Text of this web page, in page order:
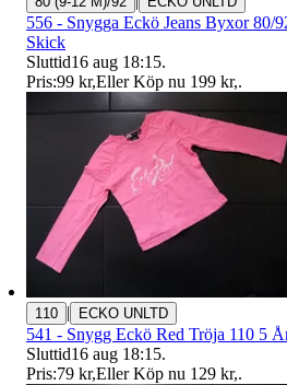
556 - Snygga Eckö Jeans Byxor 80/
Skick
Sluttid16 aug 18:15.
Pris:99 kr,Eller Köp nu 199 kr,.
110 | ECKO UNLTD
541 - Snygg Eckö Red Tröja 110 5
Sluttid16 aug 18:15.
Pris:79 kr,Eller Köp nu 129 kr,.